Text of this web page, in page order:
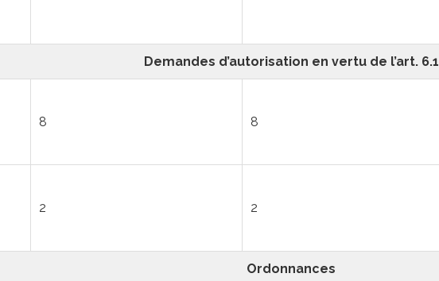
Demandes d’autorisation en vertu de l’art. 6.1
8 8
2 2
Ordonnances